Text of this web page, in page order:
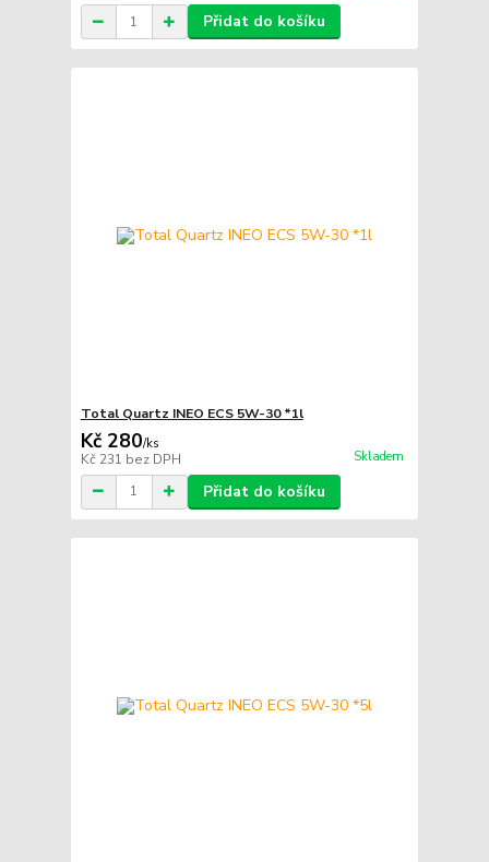
Přidat do košíku
Total Quartz INEO ECS 5W-30 *1l
Kč 280/ks
Kč 231 bez DPH Skladem
Přidat do košíku